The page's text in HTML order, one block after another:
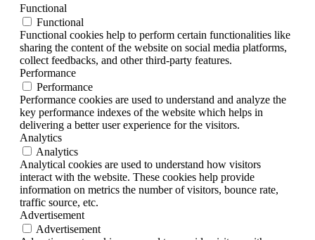
Functional
Functional
Functional cookies help to perform certain functionalities like
sharing the content of the website on social media platforms,
collect feedbacks, and other third-party features.
Performance
Performance
Performance cookies are used to understand and analyze the
key performance indexes of the website which helps in
delivering a better user experience for the visitors.
Analytics
Analytics
Analytical cookies are used to understand how visitors
interact with the website. These cookies help provide
information on metrics the number of visitors, bounce rate,
traffic source, etc.
Advertisement
Advertisement